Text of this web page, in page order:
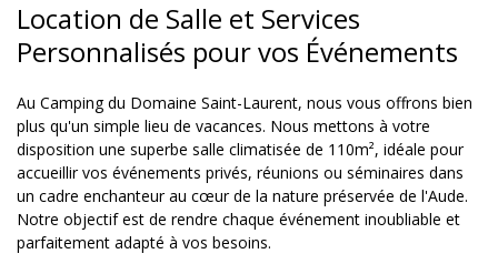
Location de Salle et Services
Personnalisés pour vos Événements
Au Camping du Domaine Saint-Laurent, nous vous offrons bien
plus qu'un simple lieu de vacances. Nous mettons à votre
disposition une superbe salle climatisée de 110m², idéale pour
accueillir vos événements privés, réunions ou séminaires dans
un cadre enchanteur au cœur de la nature préservée de l'Aude.
Notre objectif est de rendre chaque événement inoubliable et
parfaitement adapté à vos besoins.